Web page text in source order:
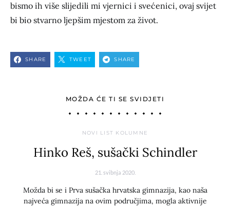
bismo ih više slijedili mi vjernici i svećenici, ovaj svijet
bi bio stvarno ljepšim mjestom za život.
SHARE TWEET SHARE
MOŽDA ĆE TI SE SVIDJETI
NOVI LIST KOLUMNE
Hinko Reš, sušački Schindler
21. svibnja 2020.
Možda bi se i Prva sušačka hrvatska gimnazija, kao naša
najveća gimnazija na ovim područjima, mogla aktivnije